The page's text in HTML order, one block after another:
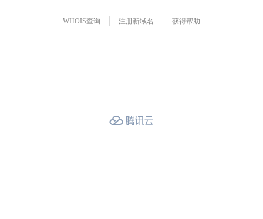
WHOIS查询 注册新域名 获得帮助